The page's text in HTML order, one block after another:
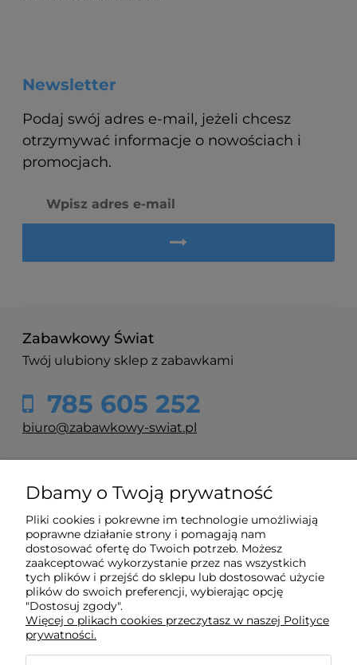
Newsletter
Podaj swój adres e-mail, jeżeli chcesz
otrzymywać informacje o nowościach i
promocjach.
Zabawkowy Świat
Twój ulubiony sklep z zabawkami
785 605 252
biuro@zabawkowy-swiat.pl
O nas
Obsługa klienta
Pomoc
Moje konto
Dbamy o Twoją prywatność
Pliki cookies i pokrewne im technologie umożliwiają
poprawne działanie strony i pomagają nam
dostosować ofertę do Twoich potrzeb. Możesz
zaakceptować wykorzystanie przez nas wszystkich
tych plików i przejść do sklepu lub dostosować użycie
plików do swoich preferencji, wybierając opcję
"Dostosuj zgody".
Więcej o plikach cookies przeczytasz w naszej Polityce
prywatności.